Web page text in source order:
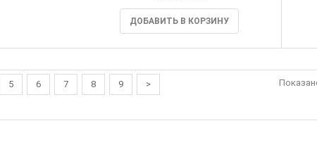
ДОБАВИТЬ В КОРЗИНУ
5 6 7 8 9
>